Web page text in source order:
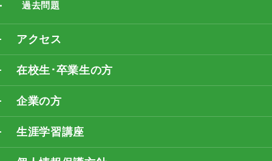
過去問題
アクセス
在校生･卒業生の方
企業の方
生涯学習講座